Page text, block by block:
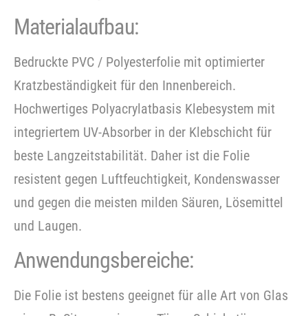
Materialaufbau:
Bedruckte PVC / Polyesterfolie mit optimierter
Kratzbeständigkeit für den Innenbereich.
Hochwertiges Polyacrylatbasis Klebesystem mit
integriertem UV-Absorber in der Klebschicht für
beste Langzeitstabilität. Daher ist die Folie
resistent gegen Luftfeuchtigkeit, Kondenswasser
und gegen die meisten milden Säuren, Lösemittel
und Laugen.
Anwendungsbereiche:
Die Folie ist bestens geeignet für alle Art von Glas